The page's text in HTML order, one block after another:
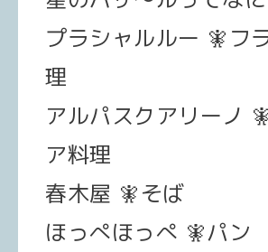
プラシャルルー 🧚 フ
理
アルパスクアリーノ
ア料理
春木屋 🧚そば
ほっぺほっぺ 🧚パン